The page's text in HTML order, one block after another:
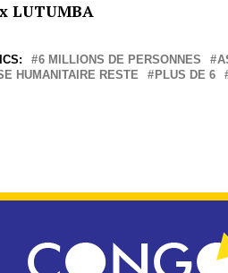
LUTUMBA
6 MILLIONS DE PERSONNES
HUMANITAIRE RESTE
PLUS DE 6